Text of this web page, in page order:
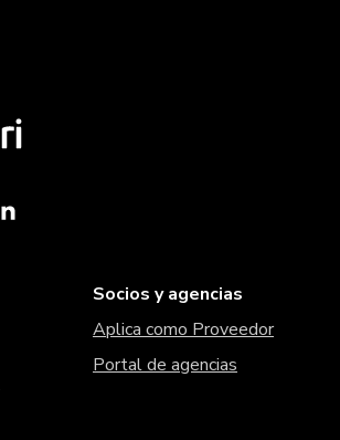
Socios y agencias
Aplica como Proveedor
Portal de agencias